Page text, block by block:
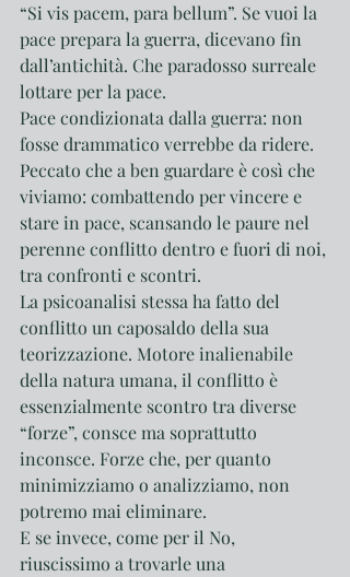
“Si vis pacem, para bellum”. Se vuoi la
pace prepara la guerra, dicevano fin
dall’antichità. Che paradosso surreale
lottare per la pace.
Pace condizionata dalla guerra: non
fosse drammatico verrebbe da ridere.
Peccato che a ben guardare è così che
viviamo: combattendo per vincere e
stare in pace, scansando le paure nel
perenne conflitto dentro e fuori di noi,
tra confronti e scontri.
La psicoanalisi stessa ha fatto del
conflitto un caposaldo della sua
teorizzazione. Motore inalienabile
della natura umana, il conflitto è
essenzialmente scontro tra diverse
“forze”, consce ma soprattutto
inconsce. Forze che, per quanto
minimizziamo o analizziamo, non
potremo mai eliminare.
E se invece, come per il No,
riuscissimo a trovarle una